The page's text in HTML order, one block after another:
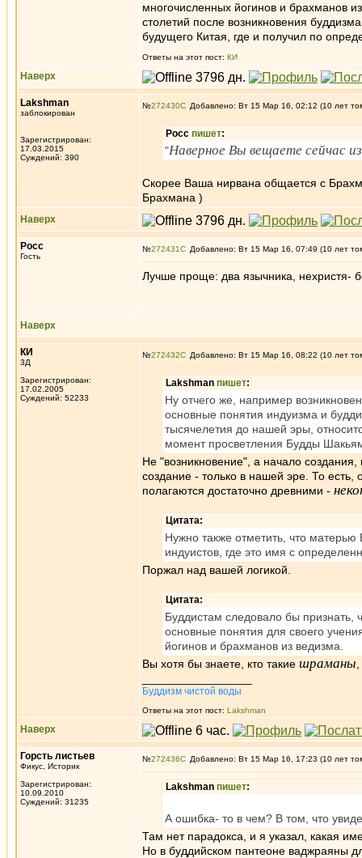
многочисленных йогинов и брахманов
столетий после возникновения
будущего Китая, где и получил по
Ответы на этот пост: КИ
Наверх
Lakshman
заблокирован
Зарегистрирован:
17.03.2015
Суждений: 390
№272430 Добавлено: Вт 15 Мар 16, 02:12 (10 лет
Росс пишет:
"Наверное Вы вещаете сейчас
Скорее Ваша нирвана общается с
Брахмана )
Наверх
Росс
Гость
№272431 Добавлено: Вт 15 Мар 16, 07:49 (10 лет
Лучше проще: два язычника, нехристя-
Наверх
КИ
3Д
Зарегистрирован:
17.02.2005
Суждений: 52233
№272432 Добавлено: Вт 15 Мар 16, 08:22 (10 лет
Lakshman пишет:
Ну отчего же, например
основные понятия индуизма и
тысячелетия до нашей эры,
момент просветления Будды
Не "возникновение", а начало
создание - только в нашей эре. То есть,
полагаются достаточно древними -
Цитата:
Нужно также отметить, что
индуистов, где это имя с
Поржал над вашей логикой.
Цитата:
Буддистам следовало бы признать,
основные понятия для своего
йогинов и брахманов из ведизма.
Вы хотя бы знаете, кто такие шраманы
Буддизм чистой воды
Ответы на этот пост: Lakshman
Наверх
Горсть листьев
Фикус, Историк
Зарегистрирован:
10.09.2010
Суждений: 31235
№272436 Добавлено: Вт 15 Мар 16, 17:23 (10 лет
Lakshman пишет:
А ошибка- то в чем? В том, что
Там нет парадокса, и я указал, какая
Но в буддийском пантеоне ваджраяны